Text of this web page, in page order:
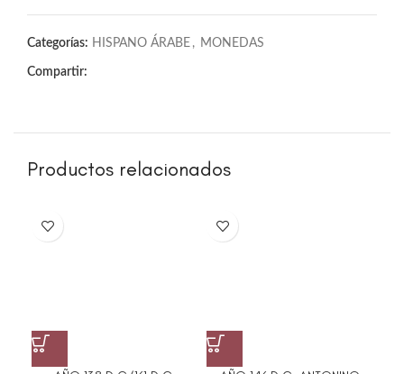
Categorías: HISPANO ÁRABE , MONEDAS
Compartir:
Productos relacionados